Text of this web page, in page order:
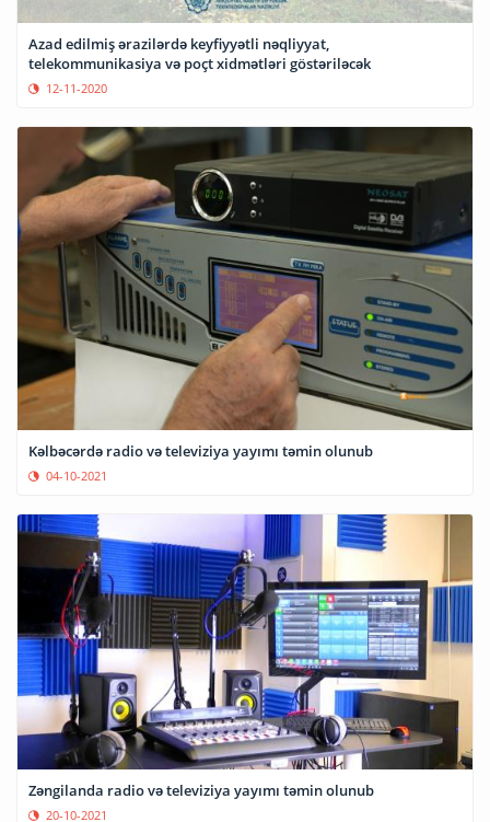
Azad edilmiş ərazilərdə keyfiyyətli nəqliyyat,
telekommunikasiya və poçt xidmətləri göstəriləcək
12-11-2020
Kəlbəcərdə radio və televiziya yayımı təmin olunub
04-10-2021
Zəngilanda radio və televiziya yayımı təmin olunub
20-10-2021